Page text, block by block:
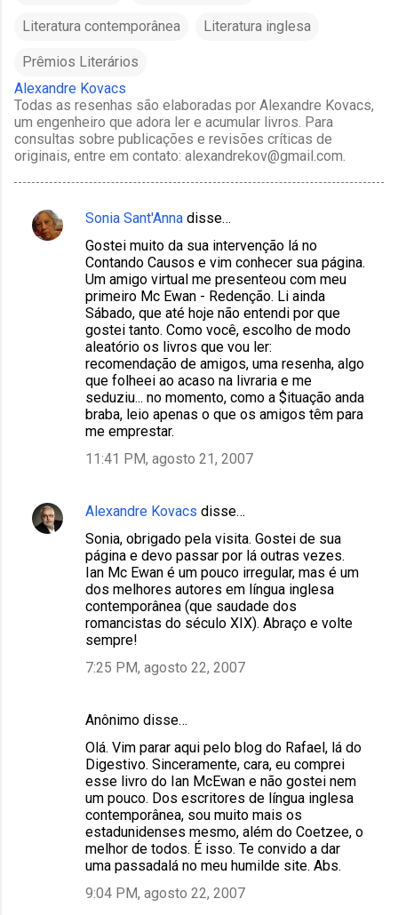
Literatura contemporânea Literatura inglesa
Prêmios Literários
Alexandre Kovacs
Todas as resenhas são elaboradas por Alexandre Kovacs,
um engenheiro que adora ler e acumular livros. Para
consultas sobre publicações e revisões críticas de
originais, entre em contato: alexandrekov@gmail.com.
C
Sonia Sant'Anna disse…
Gostei muito da sua intervenção lá no
Contando Causos e vim conhecer sua página.
Um amigo virtual me presenteou com meu
primeiro Mc Ewan - Redenção. Li ainda
Sábado, que até hoje não entendi por que
gostei tanto. Como você, escolho de modo
aleatório os livros que vou ler:
recomendação de amigos, uma resenha, algo
que folheei ao acaso na livraria e me
seduziu... no momento, como a $ituação anda
braba, leio apenas o que os amigos têm para
me emprestar.
11:41 PM, agosto 21, 2007
Alexandre Kovacs disse…
Sonia, obrigado pela visita. Gostei de sua
página e devo passar por lá outras vezes.
Ian Mc Ewan é um pouco irregular, mas é um
dos melhores autores em língua inglesa
contemporânea (que saudade dos
romancistas do século XIX). Abraço e volte
sempre!
7:25 PM, agosto 22, 2007
Anônimo disse…
Olá. Vim parar aqui pelo blog do Rafael, lá do
Digestivo. Sinceramente, cara, eu comprei
esse livro do Ian McEwan e não gostei nem
um pouco. Dos escritores de língua inglesa
contemporânea, sou muito mais os
estadunidenses mesmo, além do Coetzee, o
melhor de todos. É isso. Te convido a dar
uma passadalá no meu humilde site. Abs.
9:04 PM, agosto 22, 2007